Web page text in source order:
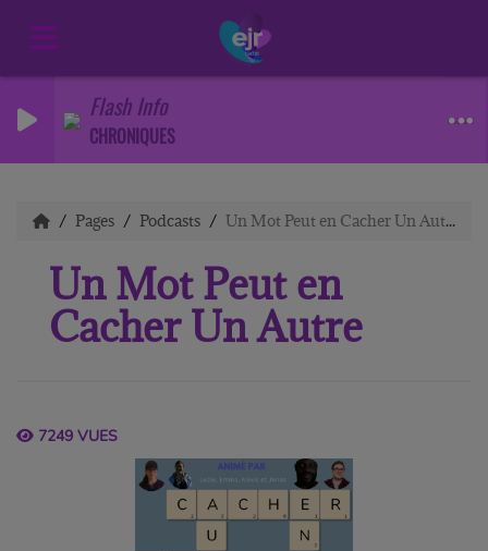
Flash Info
CHRONIQUES
Pages Podcasts Un Mot Peut en Cacher Un Autre
Un Mot Peut en
Cacher Un Autre
7249 VUES